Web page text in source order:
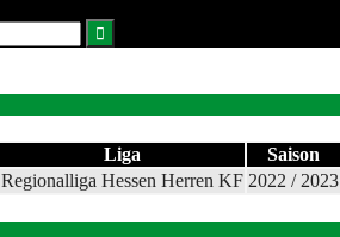
Liga Saison
Regionalliga Hessen Herren KF 2022 / 2023